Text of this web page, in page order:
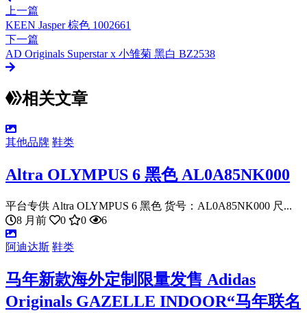
上一篇
KEEN Jasper 棕色 1002661
下一篇
AD Originals Superstar x 小雏菊 黑白 BZ2538
相关文章
其他品牌 鞋类
Altra OLYMPUS 6 黑色 AL0A85NK000
平台专供 Altra OLYMPUS 6 黑色 货号：AL0A85NK000 尺...
8 月前
0 0 6
阿迪达斯 鞋类
马年新款海外定制限量发售 Adidas
Originals GAZELLE INDOOR“马年联名